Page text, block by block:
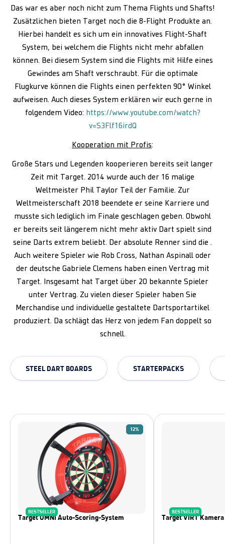
Das war es aber noch nicht zum Thema Flights und Shafts!
Zusätzlichen bieten Target noch die 8-Flight Produkte an.
Hierbei handelt es sich um ein innovatives Flight-Shaft
System, bei welchem die Flights nicht mehr abfallen
können. Bei diesem System sind die Flights mit Hilfe eines
Gewindes am Shaft verschraubt. Für die optimale
Flugkurve können die Flights einen perfekten 90° Winkel
aufweisen. Auch dieses System erklären wir euch gerne in
folgendem Video: https://www.youtube.com/watch?
v=S3Flf16irdQ
Kooperation mit Profis:
Große Stars und Legenden kooperieren bereits seit langer
Zeit mit Target. 2014 wurde auch der 16 malige
Weltmeister Phil Taylor Teil der Familie. Zur
Weltmeisterschaft 2018 beendete er seine Karriere und
musste sich lediglich im Finale geschlagen geben. Obwohl
er bereits seit längerem nicht mehr aktiv Dart spielt sind
seine Darts extrem beliebt. Der absolute Renner sind die .
Auch weitere Spieler wie Rob Cross, Nathan Aspinall oder
der deutsche Gabriele Clemens haben einen Vertrag mit
Target. Insgesamt hat Target über 20 bekannte Spieler
unter Vertrag. Zu vielen dieser Spieler haben Sie
Merchandise und individuelle gestaltete Dartsportartikel
produziert. Da schlägt das Herz von jedem Fan doppelt so
schnell.
STEEL DART BOARDS STARTERPACKS
12%
BESTSELLER
Target OMNI Auto-Scoring-System
BESTSELLER
Target VIRT Kamera